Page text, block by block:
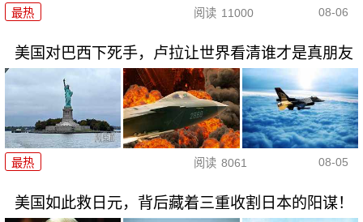
最热 阅读 11000 08-06
美国对巴西下死手，卢拉让世界看清谁才是真朋友
最热 阅读 8061 08-05
美国如此救日元，背后藏着三重收割日本的阳谋！